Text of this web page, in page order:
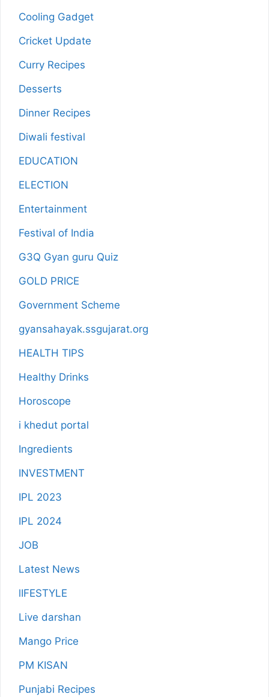
Cooling Gadget
Cricket Update
Curry Recipes
Desserts
Dinner Recipes
Diwali festival
EDUCATION
ELECTION
Entertainment
Festival of India
G3Q Gyan guru Quiz
GOLD PRICE
Government Scheme
gyansahayak.ssgujarat.org
HEALTH TIPS
Healthy Drinks
Horoscope
i khedut portal
Ingredients
INVESTMENT
IPL 2023
IPL 2024
JOB
Latest News
lIFESTYLE
Live darshan
Mango Price
PM KISAN
Punjabi Recipes